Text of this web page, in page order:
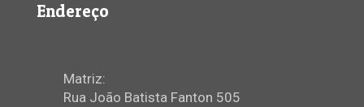
Endereço
Matriz:
Rua João Batista Fanton 505